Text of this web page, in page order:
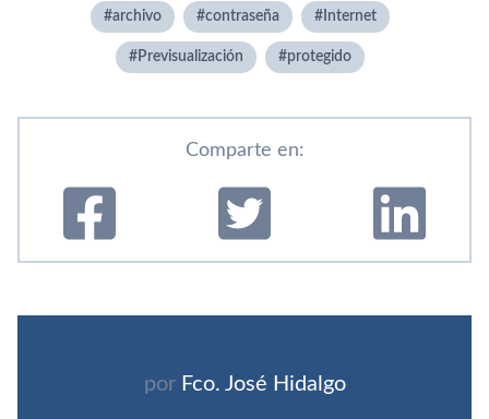
archivo contraseña Internet
Previsualización protegido
Comparte en:
por Fco. José Hidalgo